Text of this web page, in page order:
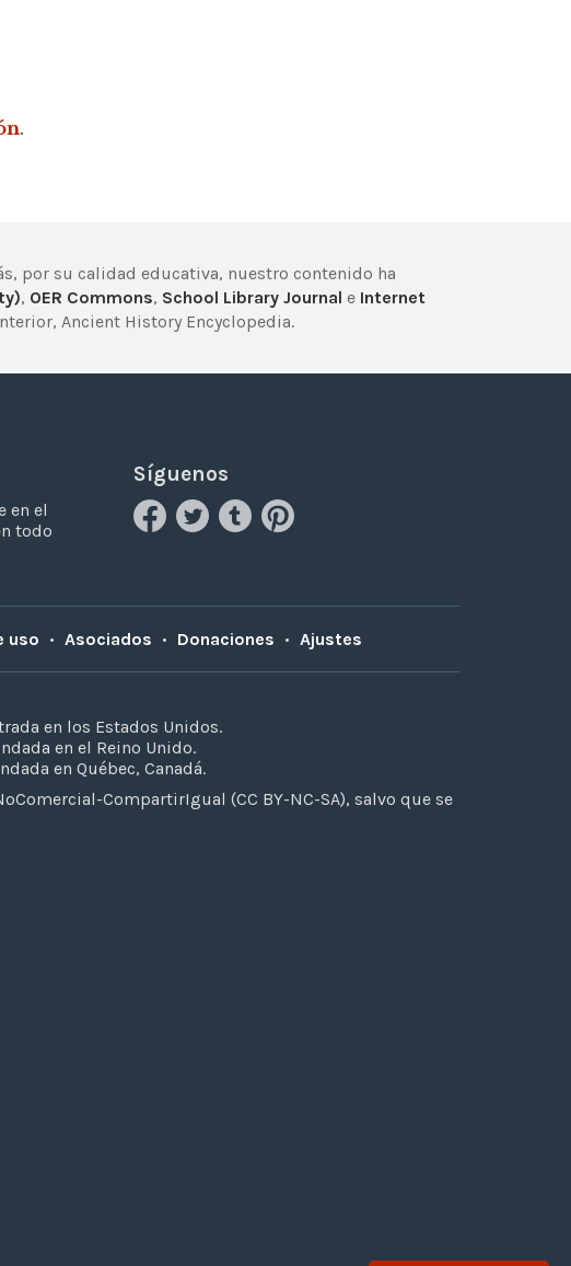
.
por su calidad educativa, nuestro contenido ha
, OER Commons, School Library Journal e Internet
Ancient History Encyclopedia.
en el
todo
Síguenos
uso • Asociados • Donaciones • Ajustes
en los Estados Unidos.
en el Reino Unido.
en Québec, Canadá.
CompartirIgual (CC BY-NC-SA), salvo que se